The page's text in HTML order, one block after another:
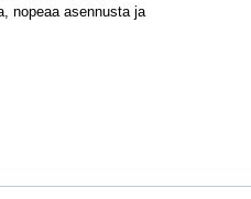
nopeaa asennusta ja